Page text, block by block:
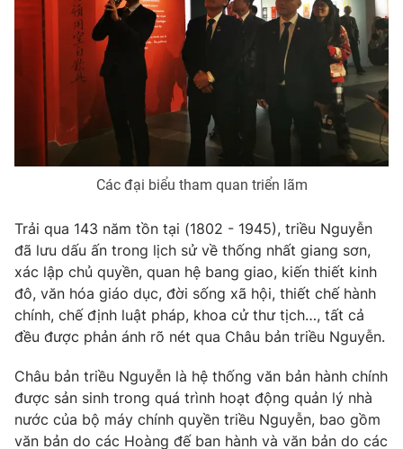
Nguyễn Trọng Ninh
Tổng đài VTV:
024.38 355 931 - 024.38 355 932
Ðiện thoại Thời báo VTV:
024.66 897 897
toasoan@vtv.vn
Liên hệ quảng cáo:
024-7300.7108
thuận bằng văn bản. Ghi rõ nguồn VTV.vn khi phát hành lại
thông tin từ website này.
Các đại biểu tham quan triển lãm
Trải qua 143 năm tồn tại (1802 - 1945), triều Nguyễn
đã lưu dấu ấn trong lịch sử về thống nhất giang sơn,
xác lập chủ quyền, quan hệ bang giao, kiến thiết kinh
đô, văn hóa giáo dục, đời sống xã hội, thiết chế hành
chính, chế định luật pháp, khoa cử thư tịch…, tất cả
đều được phản ánh rõ nét qua Châu bản triều Nguyễn.
Châu bản triều Nguyễn là hệ thống văn bản hành chính
được sản sinh trong quá trình hoạt động quản lý nhà
nước của bộ máy chính quyền triều Nguyễn, bao gồm
văn bản do các Hoàng đế ban hành và văn bản do các